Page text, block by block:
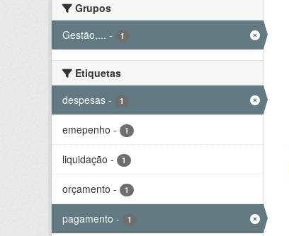
Grupos
Gestão,... - 1
Etiquetas
despesas - 1
emepenho - 1
liquidação - 1
orçamento - 1
pagamento - 1